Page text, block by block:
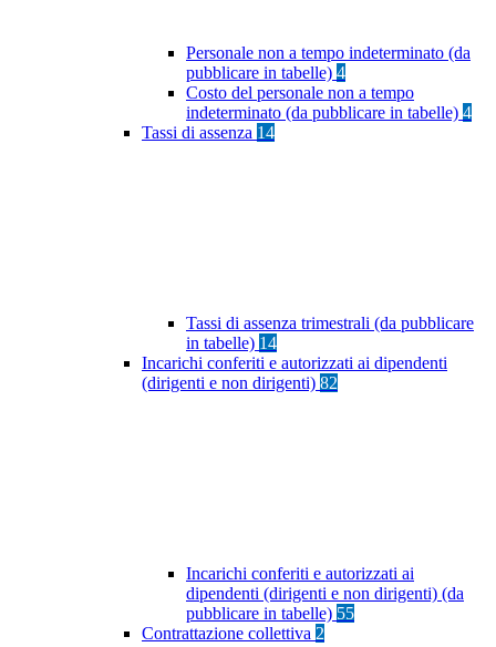
Personale non a tempo indeterminato (da
pubblicare in tabelle) 4
Costo del personale non a tempo
indeterminato (da pubblicare in tabelle) 4
Tassi di assenza 14
Tassi di assenza trimestrali (da pubblicare
in tabelle) 14
Incarichi conferiti e autorizzati ai dipendenti
(dirigenti e non dirigenti) 82
Incarichi conferiti e autorizzati ai
dipendenti (dirigenti e non dirigenti) (da
pubblicare in tabelle) 55
Contrattazione collettiva 2